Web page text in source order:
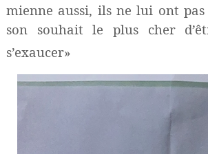
mienne aussi, ils ne lui ont
son souhait le plus cher
s’exaucer»